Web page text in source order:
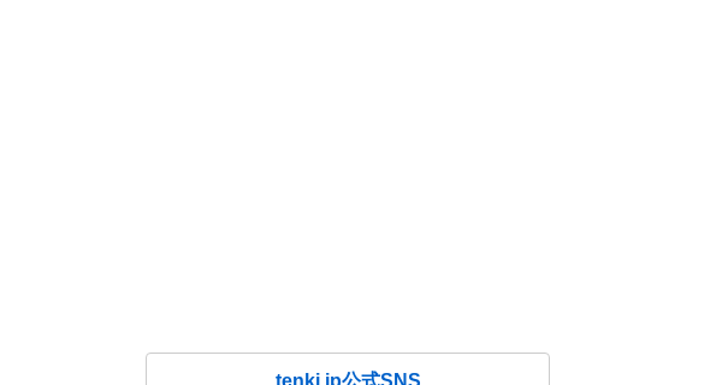
tenki.jp公式SNS